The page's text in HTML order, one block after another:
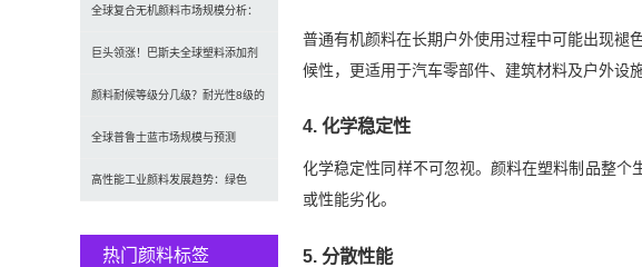
普通有机颜料在长期户外使用过程中可能出现褪
候性，更适用于汽车零部件、建筑材料及户外设施
4. 化学稳定性
化学稳定性同样不可忽视。颜料在塑料制品整
或性能劣化。
5. 分散性能
行业领跑
规模、趋势及2030年增长预测
（CAGR 7.1%）
全球复合无机颜料市场规模分析：
2035年达5.39亿美元，建筑与涂料
需求推动增长
巨头领涨！巴斯夫全球塑料添加剂
涨价20% 原材料成本推高行业价格
颜料耐候等级分几级？耐光性8级的
定义及耐候性测试标准解析
全球普鲁士蓝市场规模与预测
（2026-2034）：按类型、形式、
高性能工业颜料发展趋势：绿色
热门颜料标签